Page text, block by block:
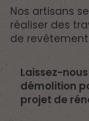
Nos artisans
réaliser des
de
Laissez-
démolition
projet de